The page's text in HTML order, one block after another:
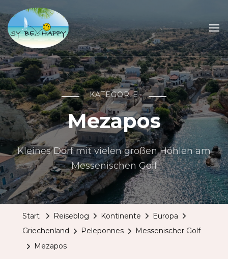
Sailing Be Happy
ein Traum wird wahr
KATEGORIE
Mezapos
Kleines Dorf mit vielen großen Höhlen am
Messenischen Golf
Start Reiseblog Kontinente
Europa
Griechenland
Peleponnes
Messenischer Golf
Mezapos